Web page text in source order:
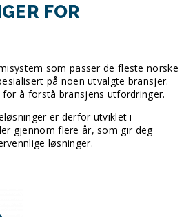
FOR
som passer de fleste norske
på noen utvalgte bransjer.
å forstå bransjens utfordringer.
er derfor utviklet i
gjennom flere år, som gir deg
løsninger.